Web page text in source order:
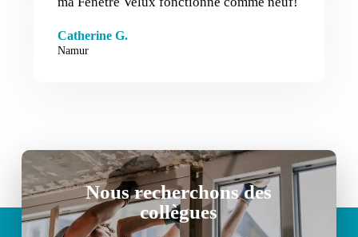
Catherine G.
Namur
Nous recherchons des
collègues